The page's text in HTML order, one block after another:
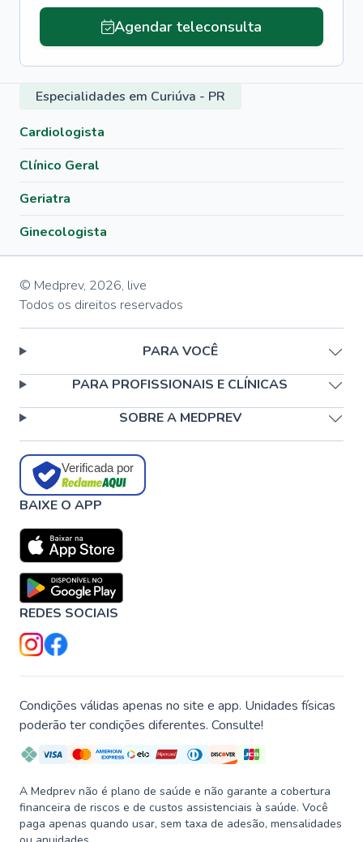
Agendar teleconsulta
Especialidades em Curiúva - PR
Cardiologista
Clínico Geral
Geriatra
Ginecologista
© Medprev, 2026, live
Todos os direitos reservados
PARA VOCÊ
PARA PROFISSIONAIS E CLÍNICAS
SOBRE A MEDPREV
Verificada por
BAIXE O APP
REDES SOCIAIS
Condições válidas apenas no site e app. Unidades físicas
poderão ter condições diferentes. Consulte!
A Medprev não é plano de saúde e não garante a cobertura
financeira de riscos e de custos assistenciais à saúde. Você
paga apenas quando usar, sem taxa de adesão, mensalidades